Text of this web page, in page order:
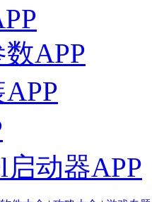
APP
动器APP